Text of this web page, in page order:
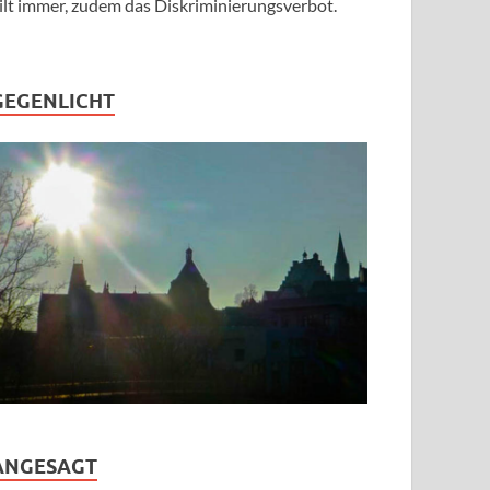
immer, zudem das Diskriminierungsverbot.